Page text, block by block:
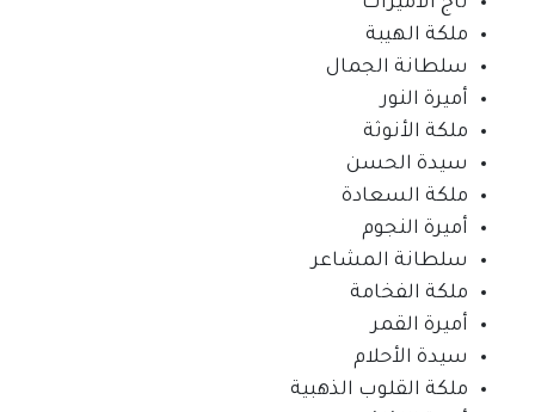
ملكة الهيبة
سلطانة الجمال
أميرة النور
ملكة الأنوثة
سيدة الحسن
ملكة السعادة
أميرة النجوم
سلطانة المشاعر
ملكة الفخامة
أميرة القمر
سيدة الأحلام
ملكة القلوب الذهبية